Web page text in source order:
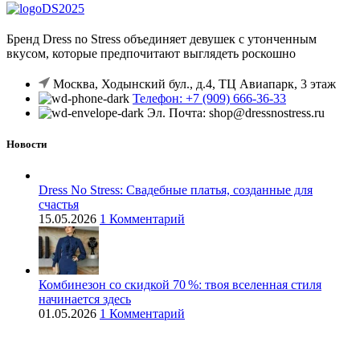
составляла
Бренд Dress no Stress объединяет девушек с утонченным
вкусом, которые предпочитают выглядеть роскошно
Москва, Ходынский бул., д.4, ТЦ Авиапарк, 3 этаж
Телефон: +7 (909) 666-36-33
Эл. Почта: shop@dressnostress.ru
Новости
Dress No Stress: Свадебные платья, созданные для
счастья
15.05.2026 1 Комментарий
Комбинезон со скидкой 70 %: твоя вселенная стиля
начинается здесь
01.05.2026 1 Комментарий